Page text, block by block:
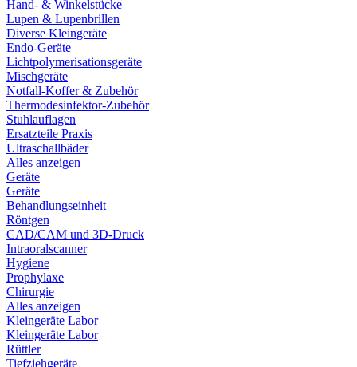
Hand- & Winkelstücke
Lupen & Lupenbrillen
Diverse Kleingeräte
Endo-Geräte
Lichtpolymerisationsgeräte
Mischgeräte
Notfall-Koffer & Zubehör
Thermodesinfektor-Zubehör
Stuhlauflagen
Ersatzteile Praxis
Ultraschallbäder
Alles anzeigen
Geräte
Geräte
Behandlungseinheit
Röntgen
CAD/CAM und 3D-Druck
Intraoralscanner
Hygiene
Prophylaxe
Chirurgie
Alles anzeigen
Kleingeräte Labor
Kleingeräte Labor
Rüttler
Tiefziehgeräte